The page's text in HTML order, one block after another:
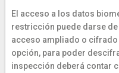
El acceso a los datos
restricción puede darse
acceso ampliado o cifrado
opción, para poder
inspección deberá contar